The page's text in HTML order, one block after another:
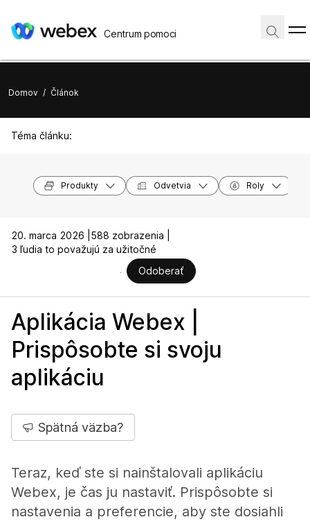
Centrum pomoci
Domov / Článok
Téma článku:
Produkty Odvetvia Roly
20. marca 2026 | 588 zobrazenia |
3 ľudia to považujú za užitočné
Odoberať
Aplikácia Webex |
Prispôsobte si svoju
aplikáciu
Spätná väzba?
Teraz, keď ste si nainštalovali aplikáciu
Webex, je čas ju nastaviť. Prispôsobte si
nastavenia a preferencie, aby ste dosiahli